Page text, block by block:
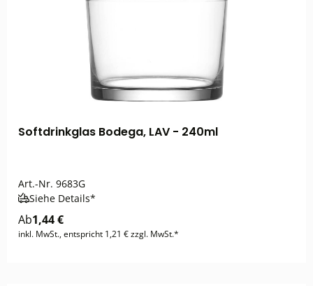
Softdrinkglas Bodega, LAV - 240ml
Art.-Nr. 9683G
Siehe Details*
Ab1,44 €
inkl. MwSt., entspricht 1,21 € zzgl. MwSt.*